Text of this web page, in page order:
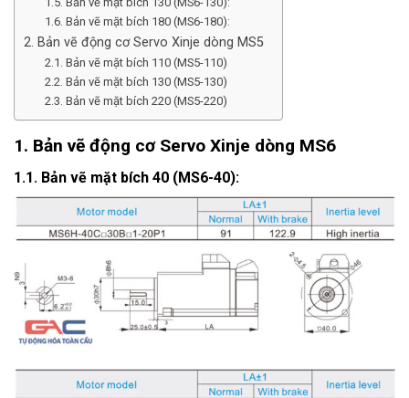
1.6. Bản vẽ mặt bích 180 (MS6-180):
2. Bản vẽ động cơ Servo Xinje dòng MS5
2.1. Bản vẽ mặt bích 110 (MS5-110)
2.2. Bản vẽ mặt bích 130 (MS5-130)
2.3. Bản vẽ mặt bích 220 (MS5-220)
1. Bản vẽ động cơ Servo Xinje dòng MS6
1.1. Bản vẽ mặt bích 40 (MS6-40):